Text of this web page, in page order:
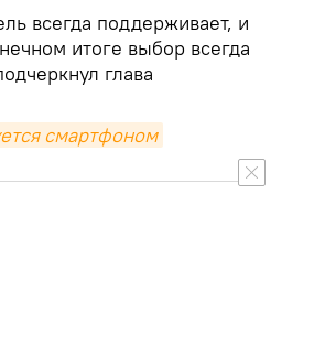
всегда поддерживает, и
итоге выбор всегда
глава
смартфоном